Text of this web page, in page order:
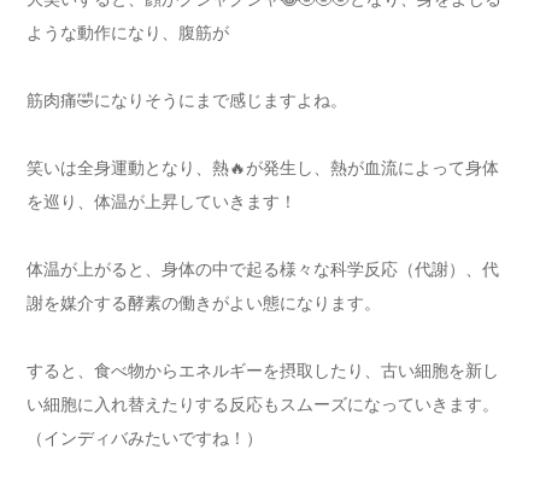
ような動作になり、腹筋が
筋肉痛🤣になりそうにまで感じますよね。
笑いは全身運動となり、熱🔥が発生し、熱が血流によって身体
を巡り、体温が上昇していきます！
体温が上がると、身体の中で起る様々な科学反応（代謝）、代
謝を媒介する酵素の働きがよい態になります。
すると、食べ物からエネルギーを摂取したり、古い細胞を新し
い細胞に入れ替えたりする反応もスムーズになっていきます。
（インディバみたいですね！）